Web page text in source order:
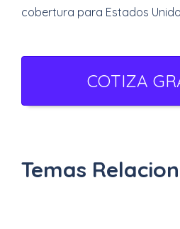
cobertura para Estados
COTIZA
Temas